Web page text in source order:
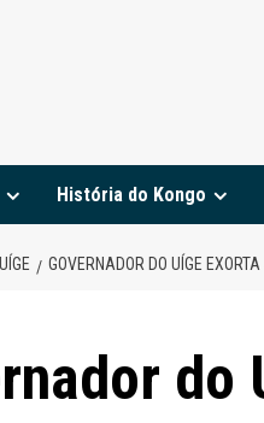
História do Kongo
GOVERNADOR DO UÍGE
do